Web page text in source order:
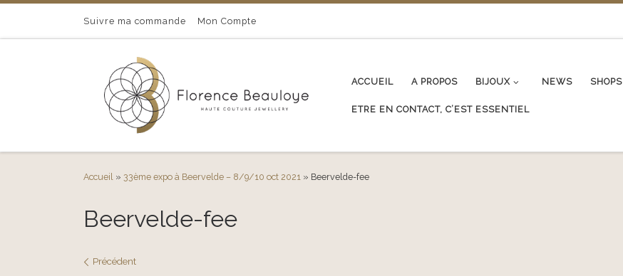
Passer au contenuSuivre ma commande Mon Compte
ACCUEIL A PROPOS BIJOUX NEWS SHOPS
ETRE EN CONTACT, C’EST ESSENTIEL
Accueil » 33ème expo à Beervelde – 8/9/10 oct 2021 » Beervelde-fee
Beervelde-fee
Navigation des images
Précédent